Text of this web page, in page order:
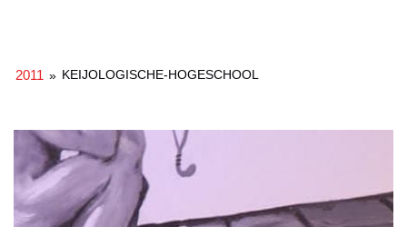
2011 » KEIJOLOGISCHE-HOGESCHOOL